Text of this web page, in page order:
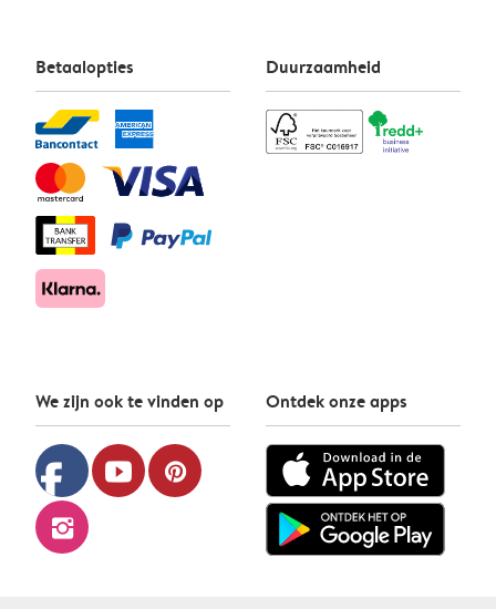
Betaalopties Duurzaamheid
We zijn ook te vinden op
facebook youtube pinterest
instagram
Ontdek onze apps